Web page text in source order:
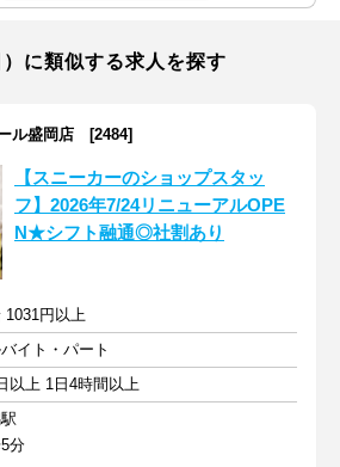
に類似する求人を探す
ル盛岡店 [2484]
【スニーカーのショップスタッ
フ】2026年7/24リニューアルOPE
N★シフト融通◎社割あり
1031円以上
イト・パート
以上 1日4時間以上
分